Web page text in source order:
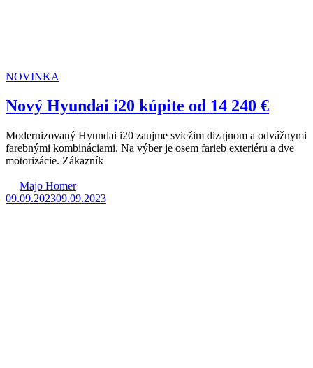
NOVINKA
Nový Hyundai i20 kúpite od 14 240 €
Modernizovaný Hyundai i20 zaujme sviežim dizajnom a odvážnymi
farebnými kombináciami. Na výber je osem farieb exteriéru a dve
motorizácie. Zákazník
Majo Homer
09.09.202309.09.2023